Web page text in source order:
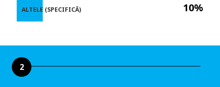
10%
ALTELE (SPECIFICĂ)
2